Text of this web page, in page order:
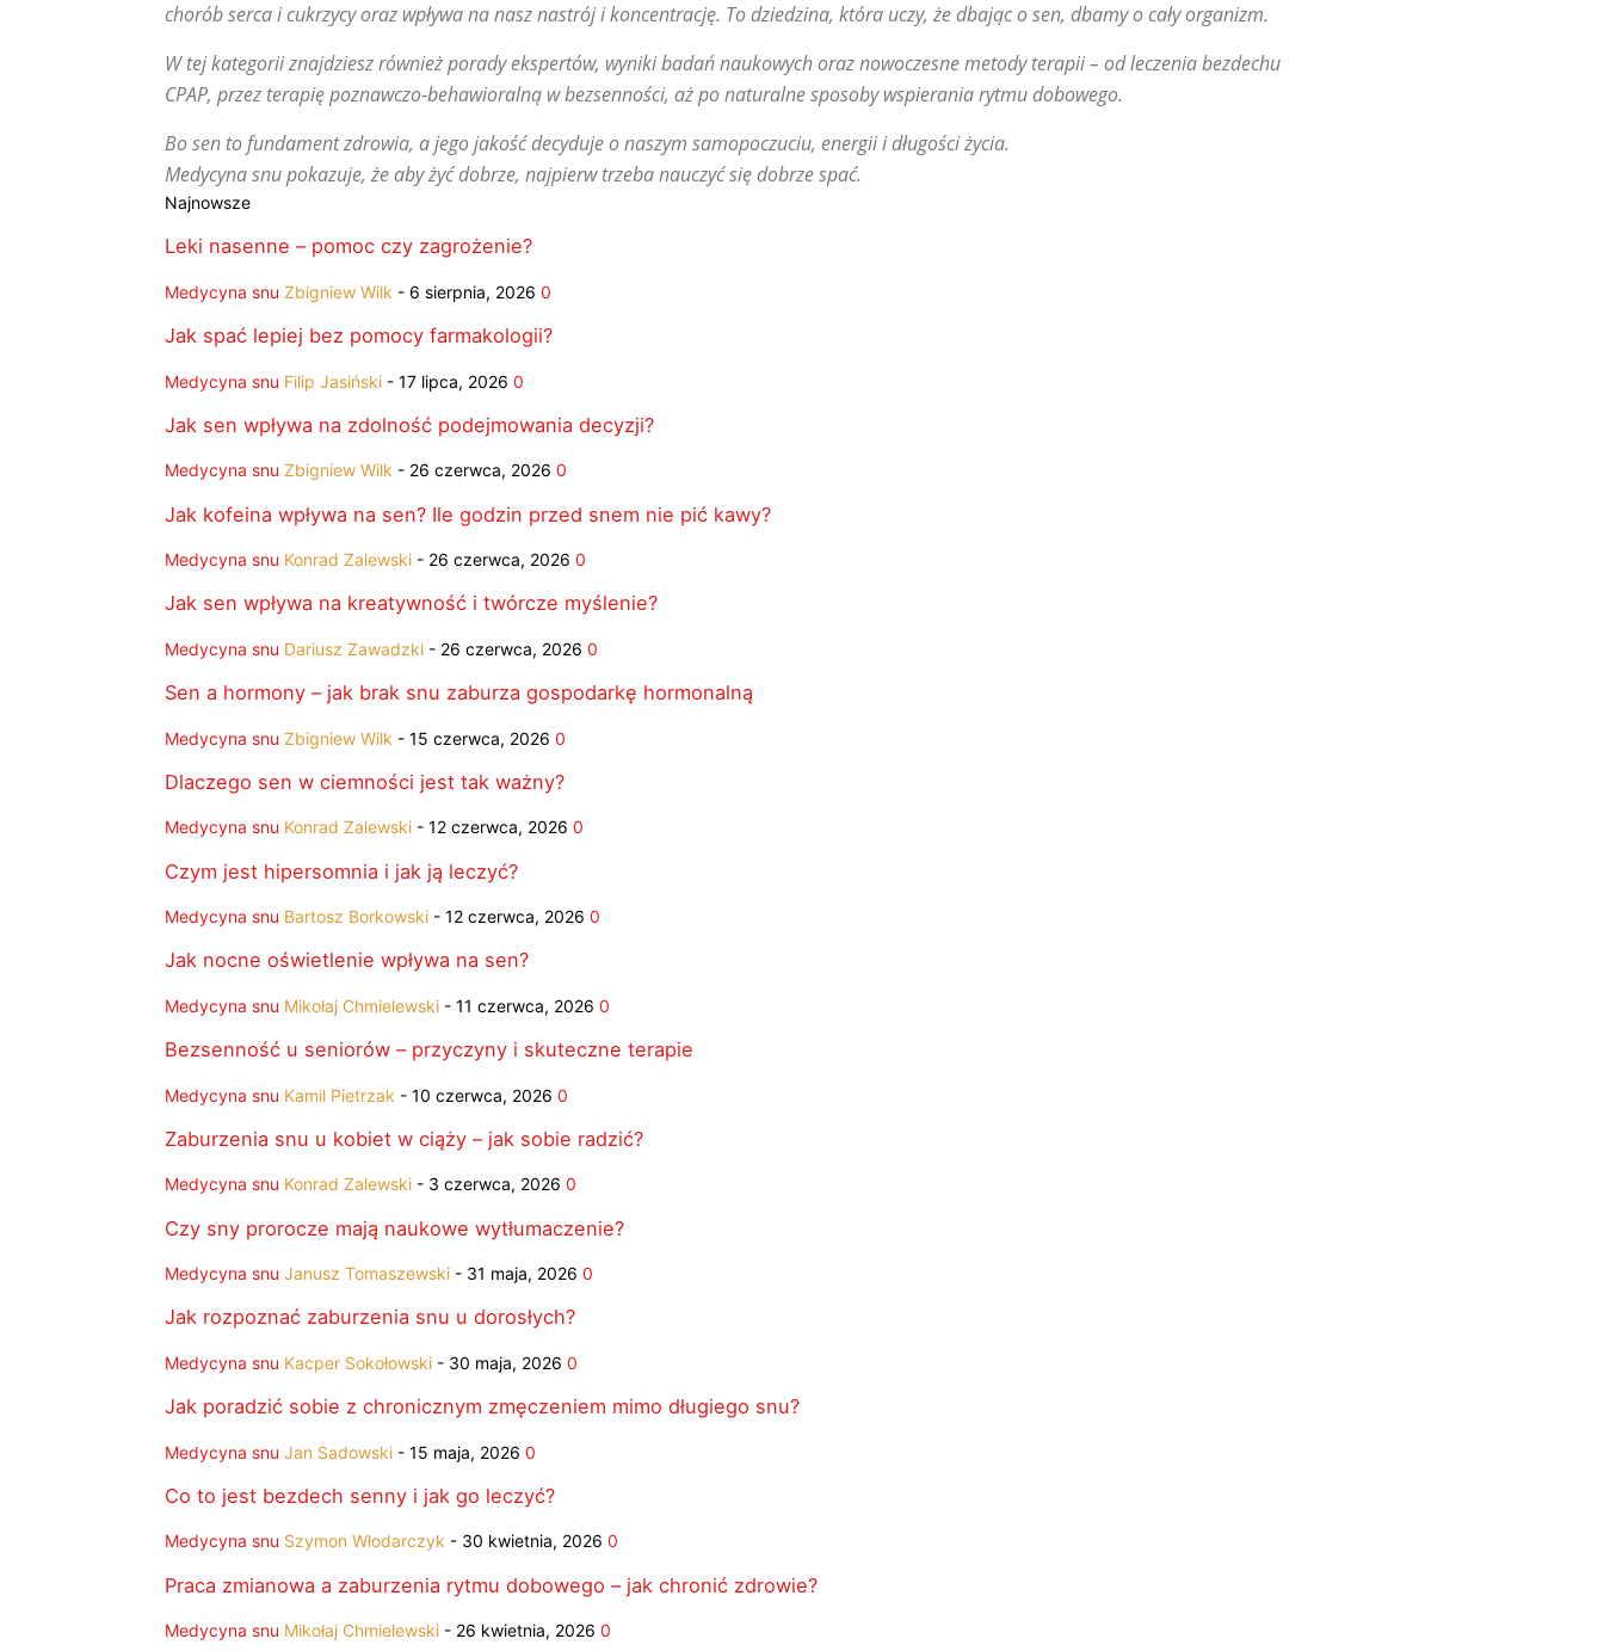
chorób serca i cukrzycy oraz wpływa na nasz nastrój i koncentrację. To dziedzina, która uczy, że dbając o sen, dbamy o cały organizm.
W tej kategorii znajdziesz również porady ekspertów, wyniki badań naukowych oraz nowoczesne metody terapii – od leczenia bezdechu
CPAP, przez terapię poznawczo-behawioralną w bezsenności, aż po naturalne sposoby wspierania rytmu dobowego.
Bo sen to fundament zdrowia, a jego jakość decyduje o naszym samopoczuciu, energii i długości życia.
Medycyna snu pokazuje, że aby żyć dobrze, najpierw trzeba nauczyć się dobrze spać.
Najnowsze
Leki nasenne – pomoc czy zagrożenie?
Medycyna snu Zbigniew Wilk - 6 sierpnia, 2026 0
Jak spać lepiej bez pomocy farmakologii?
Medycyna snu Filip Jasiński - 17 lipca, 2026 0
Jak sen wpływa na zdolność podejmowania decyzji?
Medycyna snu Zbigniew Wilk - 26 czerwca, 2026 0
Jak kofeina wpływa na sen? Ile godzin przed snem nie pić kawy?
Medycyna snu Konrad Zalewski - 26 czerwca, 2026 0
Jak sen wpływa na kreatywność i twórcze myślenie?
Medycyna snu Dariusz Zawadzki - 26 czerwca, 2026 0
Sen a hormony – jak brak snu zaburza gospodarkę hormonalną
Medycyna snu Zbigniew Wilk - 15 czerwca, 2026 0
Dlaczego sen w ciemności jest tak ważny?
Medycyna snu Konrad Zalewski - 12 czerwca, 2026 0
Czym jest hipersomnia i jak ją leczyć?
Medycyna snu Bartosz Borkowski - 12 czerwca, 2026 0
Jak nocne oświetlenie wpływa na sen?
Medycyna snu Mikołaj Chmielewski - 11 czerwca, 2026 0
Bezsenność u seniorów – przyczyny i skuteczne terapie
Medycyna snu Kamil Pietrzak - 10 czerwca, 2026 0
Zaburzenia snu u kobiet w ciąży – jak sobie radzić?
Medycyna snu Konrad Zalewski - 3 czerwca, 2026 0
Czy sny prorocze mają naukowe wytłumaczenie?
Medycyna snu Janusz Tomaszewski - 31 maja, 2026 0
Jak rozpoznać zaburzenia snu u dorosłych?
Medycyna snu Kacper Sokołowski - 30 maja, 2026 0
Jak poradzić sobie z chronicznym zmęczeniem mimo długiego snu?
Medycyna snu Jan Sadowski - 15 maja, 2026 0
Co to jest bezdech senny i jak go leczyć?
Medycyna snu Szymon Włodarczyk - 30 kwietnia, 2026 0
Praca zmianowa a zaburzenia rytmu dobowego – jak chronić zdrowie?
Medycyna snu Mikołaj Chmielewski - 26 kwietnia, 2026 0